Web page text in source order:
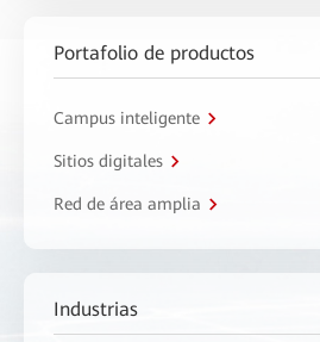
Portafolio de productos
Campus inteligente
Sitios digitales
Red de área amplia
Industrias